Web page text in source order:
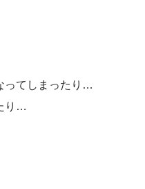
ってしまったり…
り…